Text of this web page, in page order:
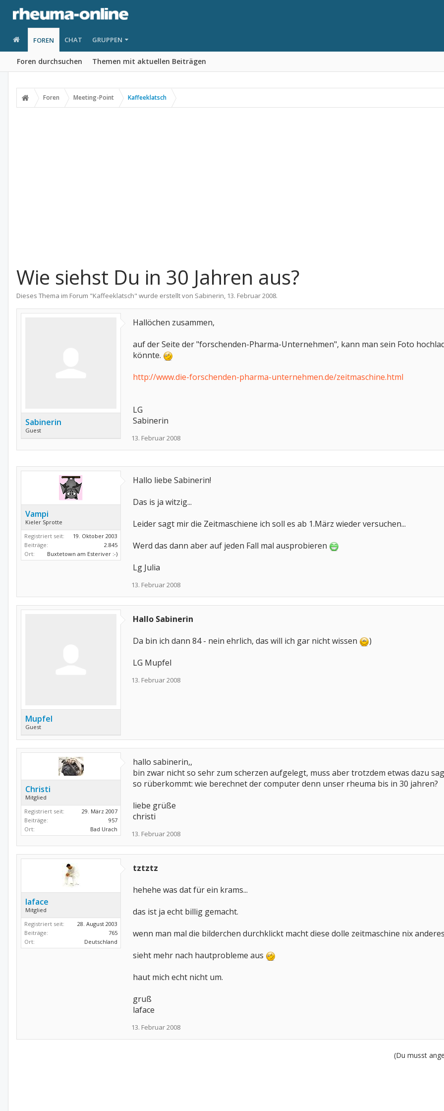
FOREN
Foren durchsuchen Themen mit aktuellen Beiträgen
CHAT GRUPPEN
Foren Meeting-Point Kaffeeklatsch
Wie siehst Du in 30 Jahren aus?
Dieses Thema im Forum "Kaffeeklatsch" wurde erstellt von Sabinerin, 13. Februar 2008.
Sabinerin
Guest
Hallöchen zusammen,
auf der Seite der "forschenden-Pharma-Unternehmen", kann man sein Foto
könnte.
http://www.die-forschenden-pharma-unternehmen.de/zeitmaschine.html
LG
Sabinerin
13. Februar 2008
Vampi
Kieler Sprotte
Registriert seit:
19. Oktober 2003
Beiträge:
2.845
Ort:
Buxtetown am Esteriver :-)
Hallo liebe Sabinerin!
Das is ja witzig...
Leider sagt mir die Zeitmaschiene ich soll es ab 1.März wieder versuchen...
Werd das dann aber auf jeden Fall mal ausprobieren
Lg Julia
13. Februar 2008
Mupfel
Guest
Hallo Sabinerin
Da bin ich dann 84 - nein ehrlich, das will ich gar nicht wissen
)
LG Mupfel
13. Februar 2008
Christi
Mitglied
Registriert seit:
29. März 2007
Beiträge:
957
Ort:
Bad Urach
hallo sabinerin,,
bin zwar nicht so sehr zum scherzen aufgelegt, muss aber trotzdem etwas dazu
so rüberkommt: wie berechnet der computer denn unser rheuma bis in 30 jahren?
liebe grüße
christi
13. Februar 2008
laface
Mitglied
Registriert seit:
28. August 2003
Beiträge:
765
Ort:
Deutschland
tztztz
hehehe was dat für ein krams...
das ist ja echt billig gemacht.
wenn man mal die bilderchen durchklickt macht diese dolle zeitmaschine nix
sieht mehr nach hautprobleme aus
haut mich echt nicht um.
gruß
laface
13. Februar 2008
(Du musst